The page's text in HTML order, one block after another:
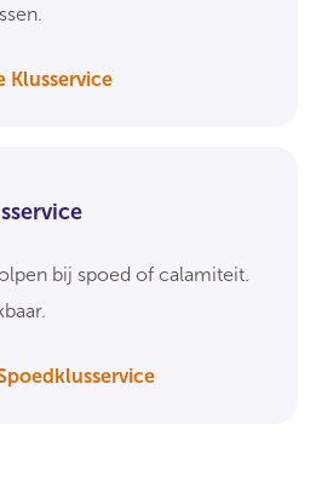
Klusservice
bij spoed of calamiteit.